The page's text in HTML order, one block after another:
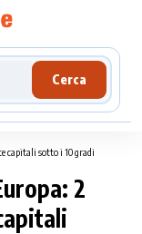
Cerca
capitali sotto i 10 gradi
2